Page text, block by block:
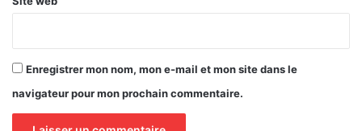
Enregistrer mon nom, mon e-mail et mon site dans le
navigateur pour mon prochain commentaire.